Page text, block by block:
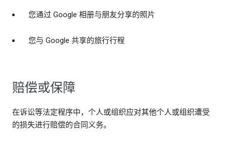
您通过 Google 相册与朋友分享的照片
您与 Google 共享的旅行行程
赔偿或保障
在诉讼等法定程序中，个人或组织应对其他个人或组织遭受
的损失进行赔偿的合同义务。